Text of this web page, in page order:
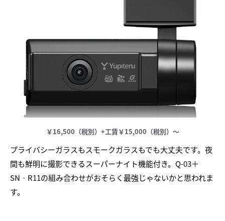
￥16,500（税別）+工賃￥15,000（税別）～
プライバシーガラスもスモークガラスもでも大丈夫です。夜
間も鮮明に撮影できるスーパーナイト機能付き。Q-03＋
SN‐R11の組み合わせがおそらく最強じゃないかと思われま
す。